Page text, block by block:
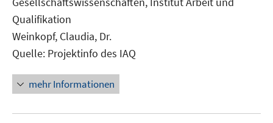
öffnen
Qualifikation
Weinkopf, Claudia, Dr.
Quelle: Projektinfo des IAQ
mehr Informationen